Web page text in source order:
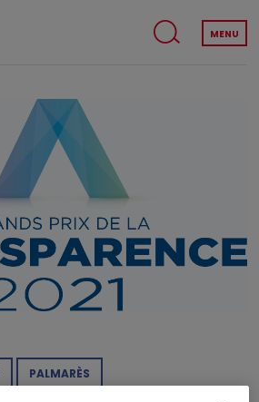
MENU
PALMARÈS